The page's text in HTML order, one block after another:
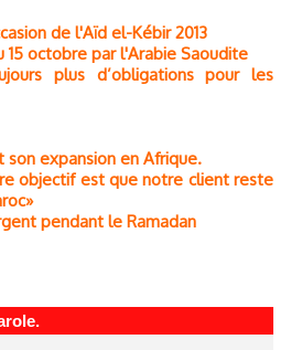
de l'Aïd el-Kébir 2013
15 octobre par l'Arabie Saoudite
plus d’obligations pour les
expansion en Afrique.
objectif est que notre client reste
pendant le Ramadan